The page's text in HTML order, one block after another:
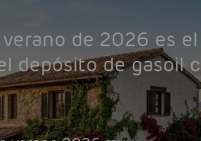
de 2026 es
depósito de gasoil